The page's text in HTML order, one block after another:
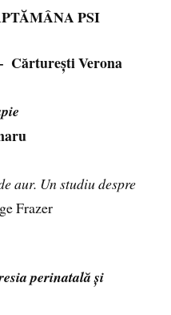
PSI
Cărturești Verona
aur. Un studiu despre
Frazer
perinatală și